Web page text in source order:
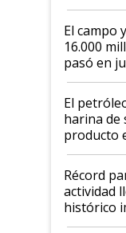
El campo
16.000
pasó en
El
harina de
producto
el agro
diez
liderazgo
récord
Récord
actividad
histórico
cosecha